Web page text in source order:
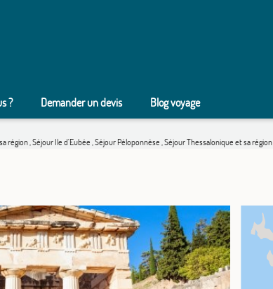
? Demander un devis Blog voyage
région,Séjour Ile d'Eubée ,Séjour Péloponnèse ,Séjour Thessalonique et sa région